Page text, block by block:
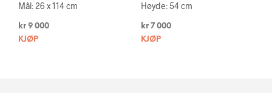
Mål: 26 x 114 cm
kr 9 000
KJØP
Høyde: 54 cm
kr7 000
KJØP